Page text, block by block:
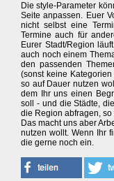
Die style-Parameter
Seite anpassen. Euer
nicht selbst eine
Termine auch für
Eurer Stadt/Region
auch noch einem
den passenden
(sonst keine
so auf Dauer nutzen
dem Ihr uns einen
soll - und die Städte,
die Region abfragen,
Das macht uns aber
nutzen wollt. Wenn Ihr
die gerne noch ein.